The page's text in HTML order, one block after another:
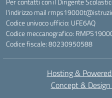
l'indirizzo mail
Codice univoco ufficio: UFE6AQ
Codice meccanografico:
Codice fiscale: 80230950588
Hosting &
Concept &